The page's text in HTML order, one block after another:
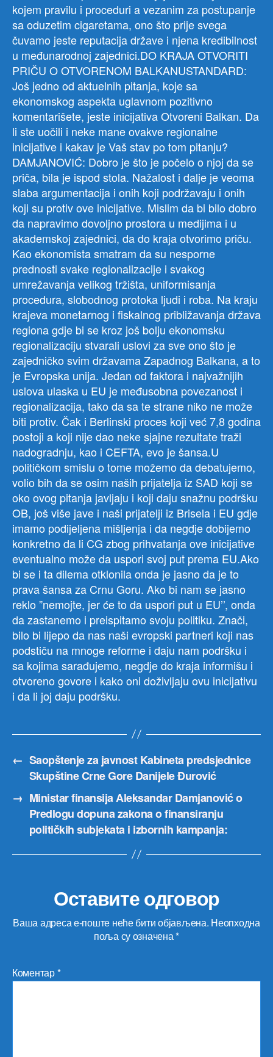
← Saopštenje za javnost Kabineta predsjednice
Skupštine Crne Gore Danijele Đurović
→ Ministar finansija Aleksandar Damjanović o
Predlogu dopuna zakona o finansiranju
političkih subjekata i izbornih kampanja:
Оставите одговор
Ваша адреса е-поште неће бити објављена. Неопходна
поља су означена*
Коментар*